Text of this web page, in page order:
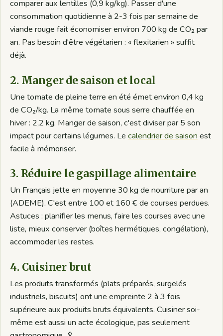
comparer aux lentilles (0,9 kg/kg). Passer d'une
consommation quotidienne à 2-3 fois par semaine de
viande rouge fait économiser environ 700 kg de CO₂ par
an. Pas besoin d'être végétarien : « flexitarien » suffit
déjà.
2. Manger de saison et local
Une tomate de pleine terre en été émet environ 0,4 kg
de CO₂/kg. La même tomate sous serre chauffée en
hiver : 2,2 kg. Manger de saison, c'est diviser par 5 son
impact pour certains légumes. Lecalendrier de saison est
facile à mémoriser.
3. Réduire le gaspillage alimentaire
Un Français jette en moyenne 30 kg de nourriture par an
(ADEME). C'est entre 100 et 160 € de courses perdues.
Astuces : planifier les menus, faire les courses avec une
liste, mieux conserver (boîtes hermétiques, congélation),
accommoder les restes.
4. Cuisiner brut
Les produits transformés (plats préparés, surgelés
industriels, biscuits) ont une empreinte 2 à 3 fois
supérieure aux produits bruts équivalents. Cuisiner soi-
même est aussi un acte écologique, pas seulement